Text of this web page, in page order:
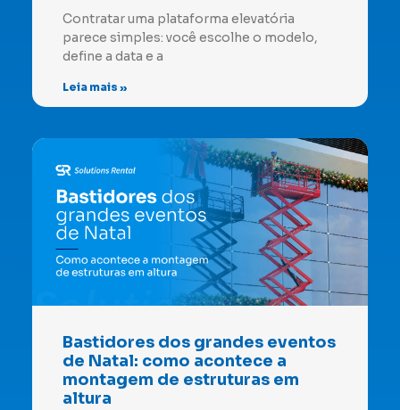
Contratar uma plataforma elevatória
parece simples: você escolhe o modelo,
define a data e a
Leia mais »
Bastidores dos grandes eventos
de Natal: como acontece a
montagem de estruturas em
altura